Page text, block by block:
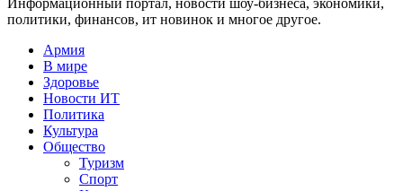
Информационный портал, новости шоу-бизнеса, экономики,
политики, финансов, ит новинок и многое другое.
Армия
В мире
Здоровье
Новости ИТ
Политика
Культура
Общество
Туризм
Спорт